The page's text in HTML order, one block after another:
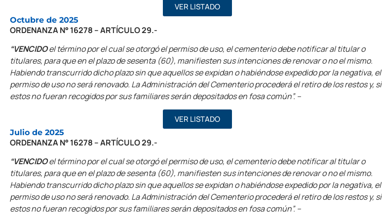
VER LISTADO
Octubre de 2025
ORDENANZA N° 16278 – ARTÍCULO 29.-
“VENCIDOel término por el cual se otorgó el permiso de uso, el cementerio debe notificar al titular o
titulares, para que en el plazo de sesenta (60), manifiesten sus intenciones de renovar o no el mismo.
Habiendo transcurrido dicho plazo sin que aquellos se expidan o habiéndose expedido por la negativa, el
permiso de uso no será renovado. La Administración del Cementerio procederá el retiro de los restos y, si
estos no fueran recogidos por sus familiares serán depositados en fosa común”. –
VER LISTADO
Julio de 2025
ORDENANZA N° 16278 – ARTÍCULO 29.-
“VENCIDOel término por el cual se otorgó el permiso de uso, el cementerio debe notificar al titular o
titulares, para que en el plazo de sesenta (60), manifiesten sus intenciones de renovar o no el mismo.
Habiendo transcurrido dicho plazo sin que aquellos se expidan o habiéndose expedido por la negativa, el
permiso de uso no será renovado. La Administración del Cementerio procederá el retiro de los restos y, si
estos no fueran recogidos por sus familiares serán depositados en fosa común”. –